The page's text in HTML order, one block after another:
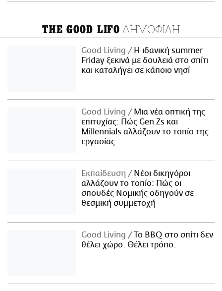
THE GOOD LIFO ΔΗΜΟΦΙΛΗ
Good Living
Η ιδανική summer
Friday ξεκινά με δουλειά στο σπίτι
και καταλήγει σε κάποιο νησί
Good Living
Μια νέα οπτική της
επιτυχίας: Πώς Gen Zs και
Millennials αλλάζουν το τοπίο της
εργασίας
Εκπαίδευση
Νέοι δικηγόροι
αλλάζουν το τοπίο: Πώς οι
σπουδές Νομικής οδηγούν σε
θεσμική συμμετοχή
Good Living
Το BBQ στο σπίτι δεν
θέλει χώρο. Θέλει τρόπο.